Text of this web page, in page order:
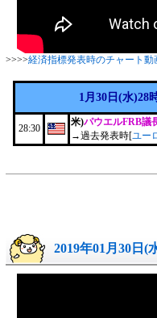
>>>>経済指標発表時のチャート動
1月30日(水)28
28:30
米)パウエルFRB議
→過去発表時[ユー
2019年01月30日(